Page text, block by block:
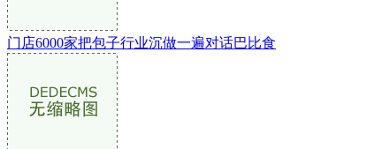
门店6000家把包子行业沉做一遍对话巴比食